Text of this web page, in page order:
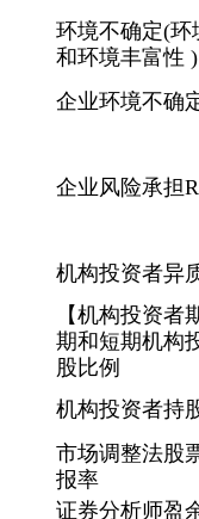
环境不确定(环
和环境丰富性 )
企业环境不确
企业风险承担
机构投资者异
【机构投资者
期和短期机构
股比例
机构投资者持
市场调整法股
报率
证券分析师盈